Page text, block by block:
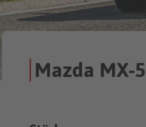
Mazda MX-5